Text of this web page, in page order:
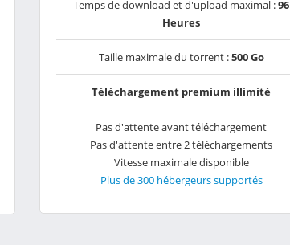
Temps de download et d'upload maximal :96
Heures
Taille maximale du torrent :500 Go
Téléchargement premium illimité
Pas d'attente avant téléchargement
Pas d'attente entre 2 téléchargements
Vitesse maximale disponible
Plus de 300 hébergeurs supportés